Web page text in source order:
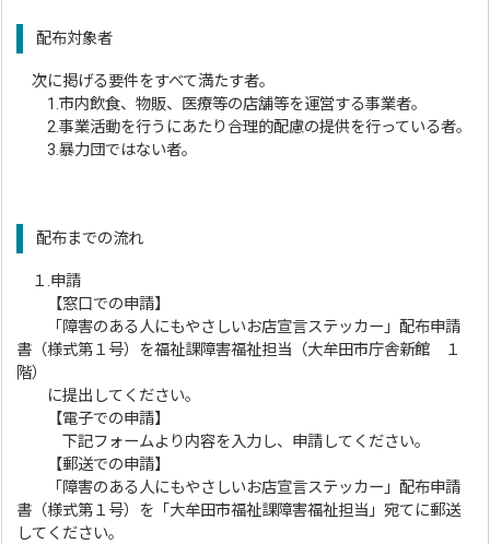
配布対象者
次に掲げる要件をすべて満たす者。
1.市内飲食、物販、医療等の店舗等を運営する事業者。
2.事業活動を行うにあたり合理的配慮の提供を行っている者。
3.暴力団ではない者。
配布までの流れ
１.申請
【窓口での申請】
「障害のある人にもやさしいお店宣言ステッカー」配布申請
書（様式第１号）を福祉課障害福祉担当（大牟田市庁舎新館 １
階）
に提出してください。
【電子での申請】
下記フォームより内容を入力し、申請してください。
【郵送での申請】
「障害のある人にもやさしいお店宣言ステッカー」配布申請
書（様式第１号）を「大牟田市福祉課障害福祉担当」宛てに郵送
してください。